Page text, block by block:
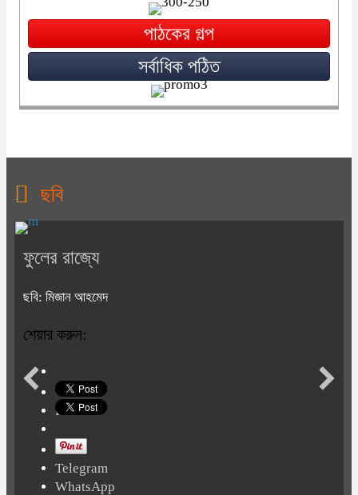
পাঠকের গল্প
সর্বাধিক পঠিত
ছবি
ফুলের রাজ্যে
ছবি: মিজান আহমেদ
শেয়ার করুন:
Print
Telegram
WhatsApp